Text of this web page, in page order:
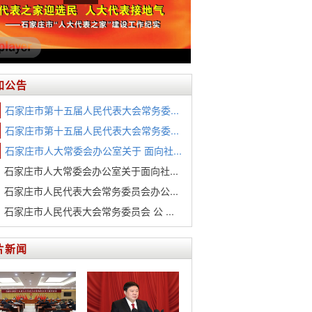
公告
石家庄市第十五届人民代表大会常务委...
石家庄市第十五届人民代表大会常务委...
石家庄市人大常委会办公室关于 面向社...
石家庄市人大常委会办公室关于面向社...
石家庄市人民代表大会常务委员会办公...
石家庄市人民代表大会常务委员会 公 ...
新闻